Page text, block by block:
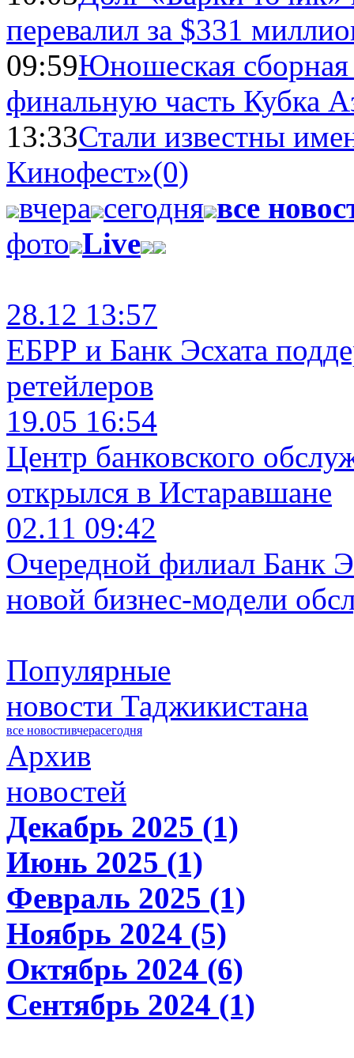
перевалил за $331
09:59Юношеская
финальную часть Кубка
13:33Стали известны
Кинофест»(0)
вчера сегодня все
фото Live
28.12 13:57
ЕБРР и Банк Эсхата
ретейлеров
19.05 16:54
Центр банковского
открылся в Истаравшане
02.11 09:42
Очередной филиал Банк
новой бизнес-модели
Популярные
новости Таджикистана
все новостивчерасегодня
Архив
новостей
Декабрь 2025 (1)
Июнь 2025 (1)
Февраль 2025 (1)
Ноябрь 2024 (5)
Октябрь 2024 (6)
Сентябрь 2024 (1)